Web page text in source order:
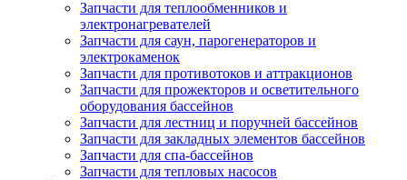
Запчасти для теплообменников и
электронагревателей
Запчасти для саун, парогенераторов и
электрокаменок
Запчасти для противотоков и аттракционов
Запчасти для прожекторов и осветительного
оборудования бассейнов
Запчасти для лестниц и поручней бассейнов
Запчасти для закладных элементов бассейнов
Запчасти для спа-бассейнов
Запчасти для тепловых насосов